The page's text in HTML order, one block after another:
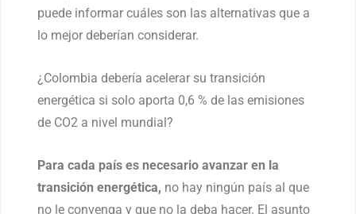
puede informar cuáles son las alternativas que a
lo mejor deberían considerar.
¿Colombia debería acelerar su transición
energética si solo aporta 0,6 % de las emisiones
de CO2 a nivel mundial?
Para cada país es necesario avanzar en la
transición energética, no hay ningún país al que
no le convenga y que no la deba hacer. El asunto